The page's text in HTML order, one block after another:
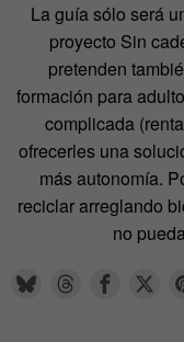
La guía sólo será
proyecto Sin
pretenden
formación para
complicada
ofrecerles una
más autonomía.
reciclar arreglando
no